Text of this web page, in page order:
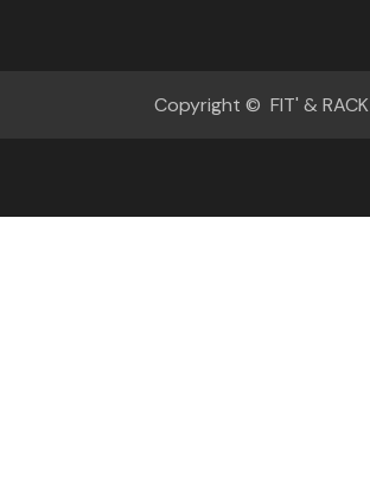
Copyright © FIT' & RACK